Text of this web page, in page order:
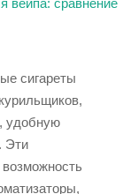
сигареты
удобную
Эти